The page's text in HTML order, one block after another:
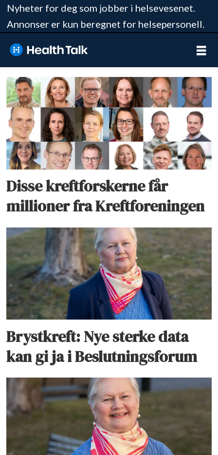
Nyheter for deg som jobber i helsevesenet.
Annonser er kun beregnet for helsepersonell.
Tag:
brystkreftforeningen
Disse kreftforskerne får
millioner fra Kreftforeningen
Brystkreft: Nye sterke data
kan gi ja i Beslutningsforum